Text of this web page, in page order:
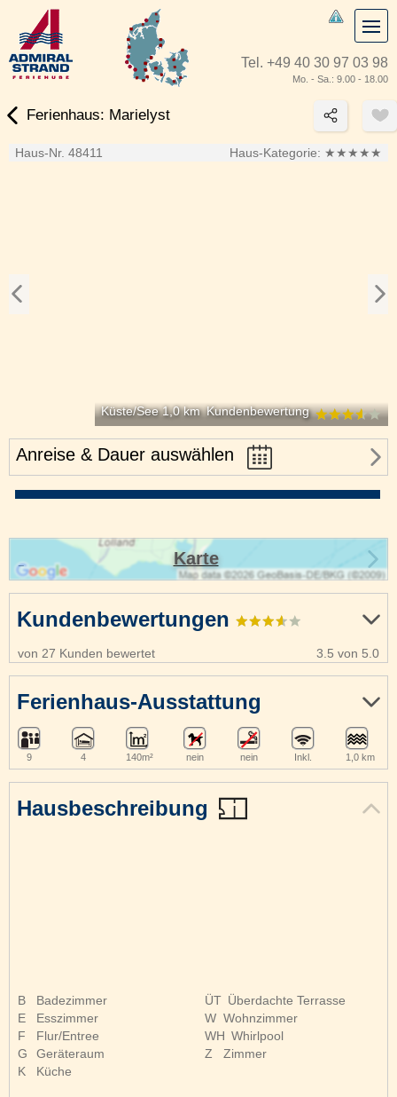
Tel. +49 40 30 97 03 98
Mo. - Sa.: 9.00 - 18.00
Ferienhaus: Marielyst
Haus-Nr. 48411 Haus-Kategorie: ★★★★★
Küste/See 1,0 km Kundenbewertung
Anreise & Dauer auswählen
Hausbeschreibung
B
Badezimmer
E
Esszimmer
F
Flur/Entree
G
Geräteraum
K
Küche
ÜT Überdachte Terrasse
W Wohnzimmer
WH Whirlpool
Z
Zimmer
Kundenbewertungen
von 27 Kunden bewertet 3.5 von 5.0
Ferienhaus-Ausstattung
9 4 140m² nein nein Inkl. 1,0 km
Karte